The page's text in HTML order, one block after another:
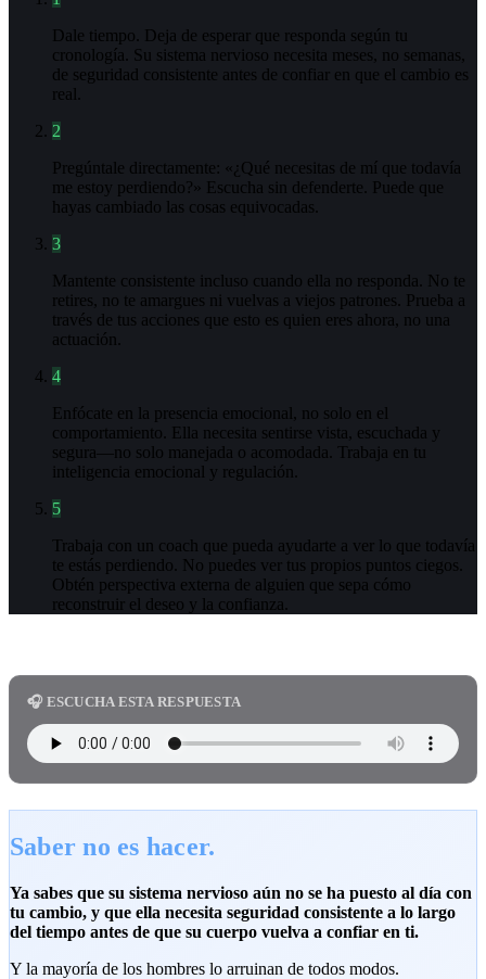
Dale tiempo. Deja de esperar que responda según tu
cronología. Su sistema nervioso necesita meses, no semanas,
de seguridad consistente antes de confiar en que el cambio es
real.
2
Pregúntale directamente: «¿Qué necesitas de mí que todavía
me estoy perdiendo?» Escucha sin defenderte. Puede que
hayas cambiado las cosas equivocadas.
3
Mantente consistente incluso cuando ella no responda. No te
retires, no te amargues ni vuelvas a viejos patrones. Prueba a
través de tus acciones que esto es quien eres ahora, no una
actuación.
4
Enfócate en la presencia emocional, no solo en el
comportamiento. Ella necesita sentirse vista, escuchada y
segura—no solo manejada o acomodada. Trabaja en tu
inteligencia emocional y regulación.
5
Trabaja con un coach que pueda ayudarte a ver lo que todavía
te estás perdiendo. No puedes ver tus propios puntos ciegos.
Obtén perspectiva externa de alguien que sepa cómo
reconstruir el deseo y la confianza.
🎧 ESCUCHA ESTA RESPUESTA
Saber no es hacer.
Ya sabes que su sistema nervioso aún no se ha puesto al día con
tu cambio, y que ella necesita seguridad consistente a lo largo
del tiempo antes de que su cuerpo vuelva a confiar en ti.
Y la mayoría de los hombres lo arruinan de todos modos.